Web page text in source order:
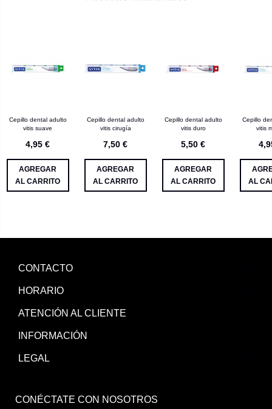
Cepillo dental adulto
vitis suave
4,95 €
AGREGAR
AL CARRITO
Cepillo dental adulto
vitis cirugía
7,50 €
AGREGAR
AL CARRITO
Cepillo dental adulto
vitis duro
5,50 €
AGREGAR
AL CARRITO
Cepillo
vitis
AL
CONTACTO
HORARIO
ATENCIÓN AL CLIENTE
INFORMACIÓN
LEGAL
CONÉCTATE CON NOSOTROS